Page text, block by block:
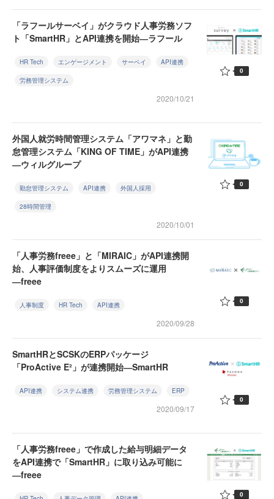
「ラフールサーベイ」がクラウド人事労務ソフ
ト「SmartHR」とAPI連携を開始―ラフール
HR Tech エンゲージメント サーベイ API連携
労務管理システム
2020/10/21
0
外国人就労時間管理システム「アワマネ」と勤
怠管理システム「KING OF TIME」がAPI連携
―ウィルグループ
勤怠管理システム API連携 外国人採用
28時間管理
2020/10/01
0
「人事労務freee」と「MIRAIC」がAPI連携開
始、人事評価制度をよりスムーズに運用
―freee
人事制度 HR Tech API連携
2020/09/28
0
SmartHRとSCSKのERPパッケージ
「ProActive E²」が連携開始―SmartHR
API連携 システム連携 労務管理システム ERP
2020/09/17
0
「人事労務freee」で作成した給与明細データ
をAPI連携で「SmartHR」に取り込み可能に
―freee
0